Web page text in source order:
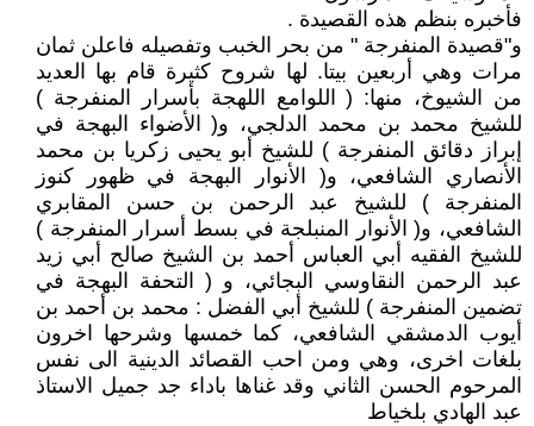
فأخبره بنظم هذه القصيدة .
و"قصيدة المنفرجة " من بحر الخبب وتفصيله فاعلن ثمان
مرات وهي أربعين بيتا. لها شروح كثيرة قام بها العديد
من الشيوخ، منها: ( اللوامع اللهجة بأسرار المنفرجة )
للشيخ محمد بن محمد الدلجي، و( الأضواء البهجة في
إبراز دقائق المنفرجة ) للشيخ أبو يحيى زكريا بن محمد
الأنصاري الشافعي، و( الأنوار البهجة في ظهور كنوز
المنفرجة ) للشيخ عبد الرحمن بن حسن المقابري
الشافعي، و( الأنوار المنبلجة في بسط أسرار المنفرجة )
للشيخ الفقيه أبي العباس أحمد بن الشيخ صالح أبي زيد
عبد الرحمن النقاوسي البجائي، و ( التحفة البهجة في
تضمين المنفرجة ) للشيخ أبي الفضل : محمد بن أحمد بن
أيوب الدمشقي الشافعي، كما خمسها وشرحها اخرون
بلغات اخرى، وهي ومن احب القصائد الدينية الى نفس
المرحوم الحسن الثاني وقد غناها باداء جد جميل الاستاذ
عبد الهادي بلخياط